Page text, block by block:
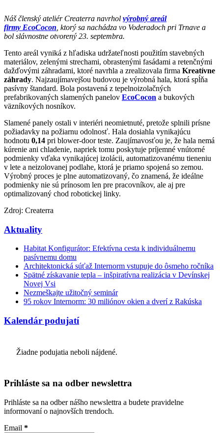
Náš členský ateliér Createrra navrhol výrobný areál
firmy EcoCocon , ktorý sa nachádza vo Voderadoch pri Trnave a
bol slávnostne otvorený 23. septembra.
Tento areál vyniká z hľadiska udržateľnosti použitím stavebných
materiálov, zelenými strechami, obrastenými fasádami a retenčnými
dažďovými záhradami, ktoré navrhla a zrealizovala firma Kreatívne
záhrady. Najzaujímavejšou budovou je výrobná hala, ktorá spĺňa
pasívny štandard. Bola postavená z tepelnoizolačných
prefabrikovaných slamených panelov EcoCocon a bukových
väzníkových nosníkov.
Slamené panely ostali v interiéri neomietnuté, pretože splnili prísne
požiadavky na požiarnu odolnosť. Hala dosiahla vynikajúcu
hodnotu 0,14 pri blower-door teste. Zaujímavosťou je, že hala nemá
kúrenie ani chladenie, napriek tomu poskytuje príjemné vnútorné
podmienky vďaka vynikajúcej izolácii, automatizovanému tieneniu
v lete a neizolovanej podlahe, ktorá je priamo spojená so zemou.
Výrobný proces je plne automatizovaný, čo znamená, že ideálne
podmienky nie sú prínosom len pre pracovníkov, ale aj pre
optimalizovaný chod robotickej linky.
Zdroj: Createrra
Aktuality
Habitat Konfigurátor: Efektívna cesta k individuálnemu
pasívnemu domu
Architektonická súťaž Internorm vstupuje do ôsmeho ročníka
Spätné získavanie tepla – inšpiratívna realizácia v Devínskej
Novej Vsi
Nezmeškajte užitočný seminár
95 rokov Internorm: 30 miliónov okien a dverí z Rakúska
Kalendár podujatí
Žiadne podujatia neboli nájdené.
Prihláste sa na odber newslettra
Prihláste sa na odber nášho newslettra a budete pravidelne
informovaní o najnovších trendoch.
Email *